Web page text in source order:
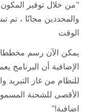
خلال توفير المكون
مجانًا ، تم تبسيط
الآن رسم مخططات
أن البرنامج يعمل
من غاز التبريد